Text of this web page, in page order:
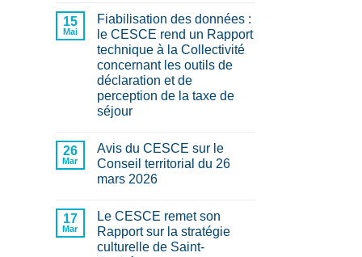
2026
sur
Cohérence
territoriale
:
Le
CESCE
adopte
son
Rapport
“Quel
cohérence
territoriale
et
de
prospective
pour
Saint-
Barthélemy
?
15
Mai
Fiabilisation des données :
le CESCE rend un Rapport
technique à la Collectivité
concernant les outils de
déclaration et de
perception de la taxe de
séjour
sur
Fiabilisation
des
données
CESCE
rend
un
Rapport
technique
26
Mar
Avis du CESCE sur le
Conseil territorial du 26
mars 2026
sur
Avis
du
CESCE
17
Mar
Le CESCE remet son
Rapport sur la stratégie
culturelle de Saint-